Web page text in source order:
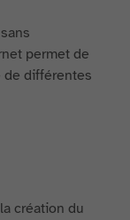
permet de
de différentes
création du